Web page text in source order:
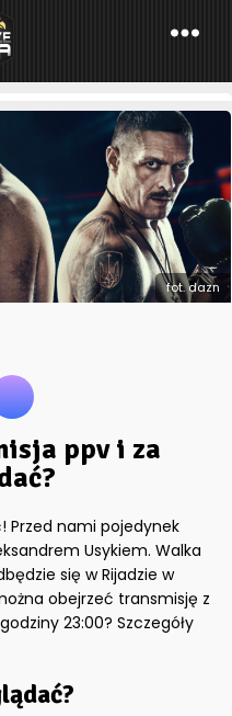
Usyk transmisja ppv i za
fot. dazn
ppv i za
Przed nami pojedynek
Usykiem. Walka
się w Rijadzie w
obejrzeć transmisję z
23:00? Szczegóły